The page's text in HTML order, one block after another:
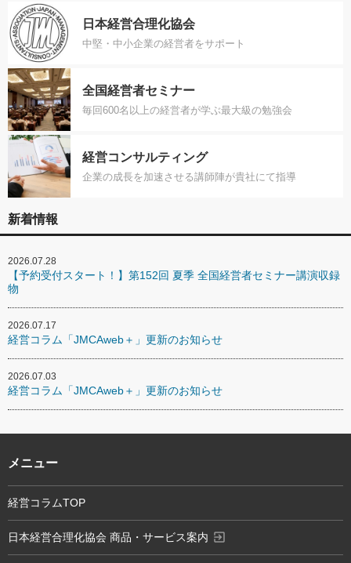
日本経営合理化協会
中堅・中小企業の経営者をサポート
全国経営者セミナー
毎回600名以上の経営者が学ぶ最大級の勉強会
経営コンサルティング
企業の成長を加速させる講師陣が貴社にて指導
新着情報
2026.07.28
【予約受付スタート！】第152回 夏季 全国経営者セミナー講演収録
物
2026.07.17
経営コラム「JMCAweb＋」更新のお知らせ
2026.07.03
経営コラム「JMCAweb＋」更新のお知らせ
メニュー
経営コラムTOP
日本経営合理化協会 商品・サービス案内 exit_to_app